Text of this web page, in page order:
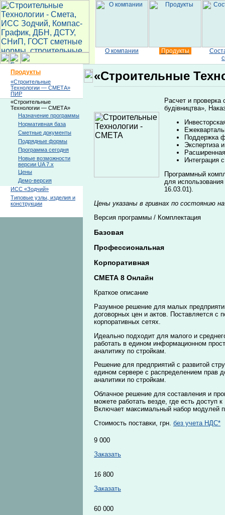
О компании Продукты
Продукты
«Строительные
Технологии — СМЕТА»
ПИР
«Строительные
Технологии — СМЕТА»
Назначение программы
Нормативная база
Сметные документы
Подрядные формы
Программа сегодня
Новые возможности
версии UA 7.x
Цены
Демо-версия
ИСС «Зодчий»
Типовые узлы, изделия и
конструкции
«Строительные
Расчет и проверка
будівництва»,
Поддержка
Экспертиза
Интеграция
Программный
для
16.03.01).
Цены указаны в гривнах по состоянию
Версия программы / Комплектация
Базовая
Профессиональная
Корпоративная
СМЕТА 8 Онлайн
Краткое описание
Разумное решение для малых
договорных цен и актов. Поставляется с
корпоративных сетях.
Идеально подходит для малого и
работать в едином информационном
аналитику по стройкам.
Решение для предприятий с развитой
едином сервере с распределением прав
аналитики по стройкам.
Облачное решение для составления и
можете работать везде, где есть
Включает максимальный набор модулей
Стоимость поставки, грн. без учета НДС*
9 000
Заказать
16 800
Заказать
60 000